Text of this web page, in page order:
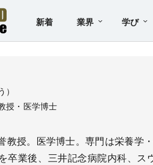
新着 業界 学び
授・医学博士
教授。医学博士。専門は栄養学
卒業後、三井記念病院内科、